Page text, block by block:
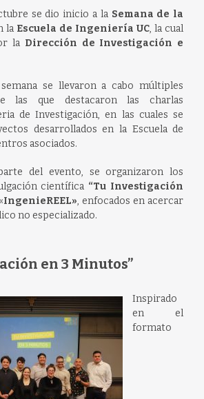
se dio inicio a laSemana de la
la Escuela de Ingeniería UC, la cual
la Dirección de Investigación e
se llevaron a cabo múltiples
las que destacaron las charlas
de Investigación, en las cuales se
desarrollados en la Escuela de
asociados.
del evento, se organizaron los
científica “Tu Investigación
IngenieREEL», enfocados en acercar
no especializado.
en 3 Minutos”
Inspirado
en el
formato